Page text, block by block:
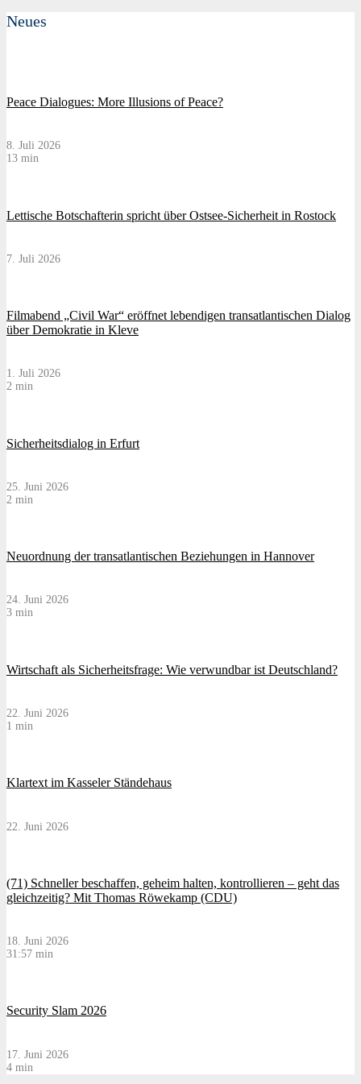
Neues
Peace Dialogues: More Illusions of Peace?
8. Juli 2026
13 min
Lettische Botschafterin spricht über Ostsee-Sicherheit in Rostock
7. Juli 2026
Filmabend „Civil War“ eröffnet lebendigen transatlantischen Dialog
über Demokratie in Kleve
1. Juli 2026
2 min
Sicherheitsdialog in Erfurt
25. Juni 2026
2 min
Neuordnung der transatlantischen Beziehungen in Hannover
24. Juni 2026
3 min
Wirtschaft als Sicherheitsfrage: Wie verwundbar ist Deutschland?
22. Juni 2026
1 min
Klartext im Kasseler Ständehaus
22. Juni 2026
(71) Schneller beschaffen, geheim halten, kontrollieren – geht das
gleichzeitig? Mit Thomas Röwekamp (CDU)
18. Juni 2026
31:57 min
Security Slam 2026
17. Juni 2026
4 min